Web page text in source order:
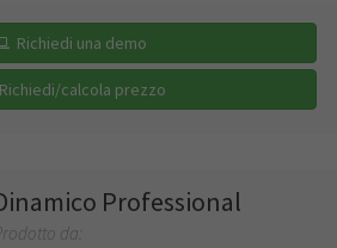
Richiedi una demo
calcola prezzo
Professional
da: